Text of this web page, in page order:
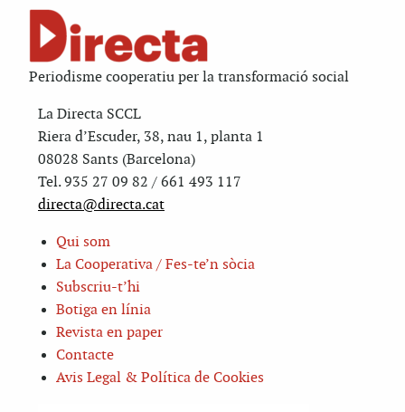
Periodisme cooperatiu per la transformació social
La Directa SCCL
Riera d’Escuder, 38, nau 1, planta 1
08028 Sants (Barcelona)
Tel. 935 27 09 82 / 661 493 117
directa@directa.cat
Qui som
La Cooperativa / Fes-te’n sòcia
Subscriu-t’hi
Botiga en línia
Revista en paper
Contacte
Avis Legal & Política de Cookies